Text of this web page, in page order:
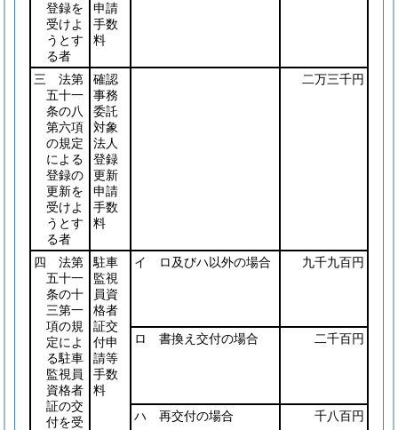
登録を
受けよ
うとす
る者
申請
手数
料
三 法第
五十一
条の八
第六項
の規定
による
登録の
更新を
受けよ
うとす
る者
確認
事務
委託
対象
法人
登録
更新
申請
手数
料
二万三千円
四 法第
五十一
条の十
三第一
項の規
定によ
る駐車
監視員
資格者
証の交
付を受
駐車
監視
員資
格者
証交
付申
請等
手数
料
イ ロ及びハ以外の場合 九千九百円
ロ 書換え交付の場合 二千百円
ハ 再交付の場合 千八百円